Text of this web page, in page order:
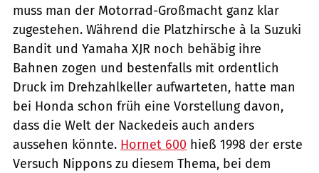
muss man der Motorrad-Großmacht ganz klar
zugestehen. Während die Platzhirsche à la Suzuki
Bandit und Yamaha XJR noch behäbig ihre
Bahnen zogen und bestenfalls mit ordentlich
Druck im Drehzahlkeller aufwarteten, hatte man
bei Honda schon früh eine Vorstellung davon,
dass die Welt der Nackedeis auch anders
aussehen könnte. Hornet 600 hieß 1998 der erste
Versuch Nippons zu diesem Thema, bei dem